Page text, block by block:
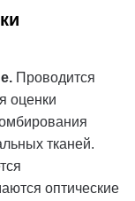
Проводится
оценки
тканей.
оптические